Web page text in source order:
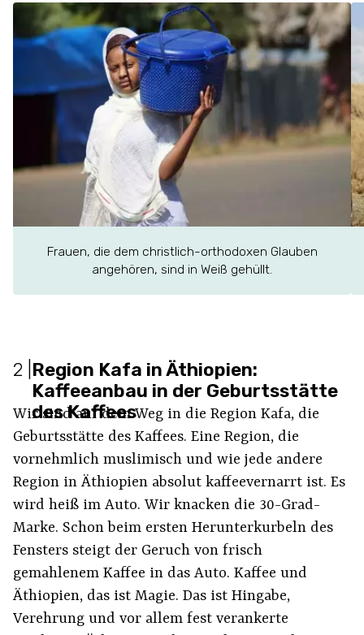
Frauen, die dem christlich-orthodoxen Glauben
angehören, sind in Weiß gehüllt.
2 Region Kafa in Äthiopien:
Kaffeeanbau in der Geburtsstätte
des Kaffees
Wir sind auf dem Weg in die Region Kafa, die
Geburtsstätte des Kaffees. Eine Region, die
vornehmlich muslimisch und wie jede andere
Region in Äthiopien absolut kaffeevernarrt ist. Es
wird heiß im Auto. Wir knacken die 30-Grad-
Marke. Schon beim ersten Herunterkurbeln des
Fensters steigt der Geruch von frisch
gemahlenem Kaffee in das Auto. Kaffee und
Äthiopien, das ist Magie. Das ist Hingabe,
Verehrung und vor allem fest verankerte